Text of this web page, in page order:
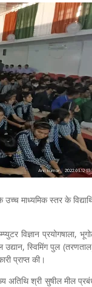
माध्यमिक स्तर के
विज्ञान प्रयोगषाला,
उद्यान, स्विमिंग पुल
प्राप्त की।
अतिथि श्री सुषील मील